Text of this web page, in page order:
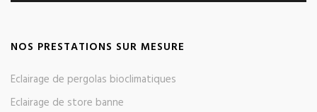
NOS PRESTATIONS SUR MESURE
Eclairage de pergolas bioclimatiques
Eclairage de store banne